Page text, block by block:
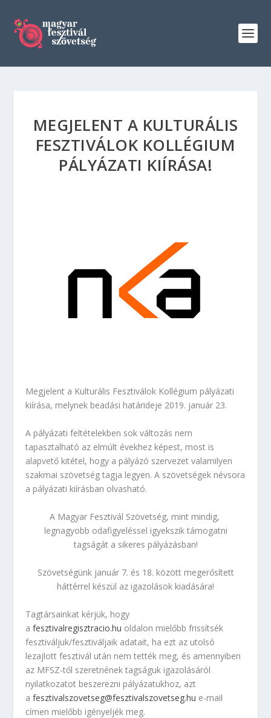
MEGJELENT A KULTURÁLIS
FESZTIVÁLOK KOLLÉGIUM
PÁLYÁZATI KIÍRÁSA!
Megjelent a Kulturális Fesztiválok Kollégium pályázati
kiírása, melynek beadási határideje 2019. január 23.
A pályázati feltételekben sok változás nem
tapasztalható az elmúlt évekhez képest, most is
alapvető kitétel, hogy a pályázó szervezet valamilyen
szakmai szövetség tagja legyen. A szövetségek névsora
a pályázati kiírásban olvasható.
A Magyar Fesztivál Szövetség, mint mindig,
legnagyobb odafigyeléssel igyekszik támogatni
tagságát a sikeres pályázásban!
Szövetségünk január 7. és 18. között megerősített
háttérrel készül az igazolások kiadására!
Tagtársainkat kérjük, hogy
afesztivalregisztracio.hu oldalon mielőbb frissítsék
fesztiváljuk/fesztiváljaik adatait, ha ezt az utolsó
lezajlott fesztivál után nem tették meg, és amennyiben
az MFSZ-től szeretnének tagságuk igazolásáról
nyilatkozatot beszerezni pályázatukhoz, azt
afesztivalszovetseg@fesztivalszovetseg.hu e-mail
címen mielőbb igényeljék meg.